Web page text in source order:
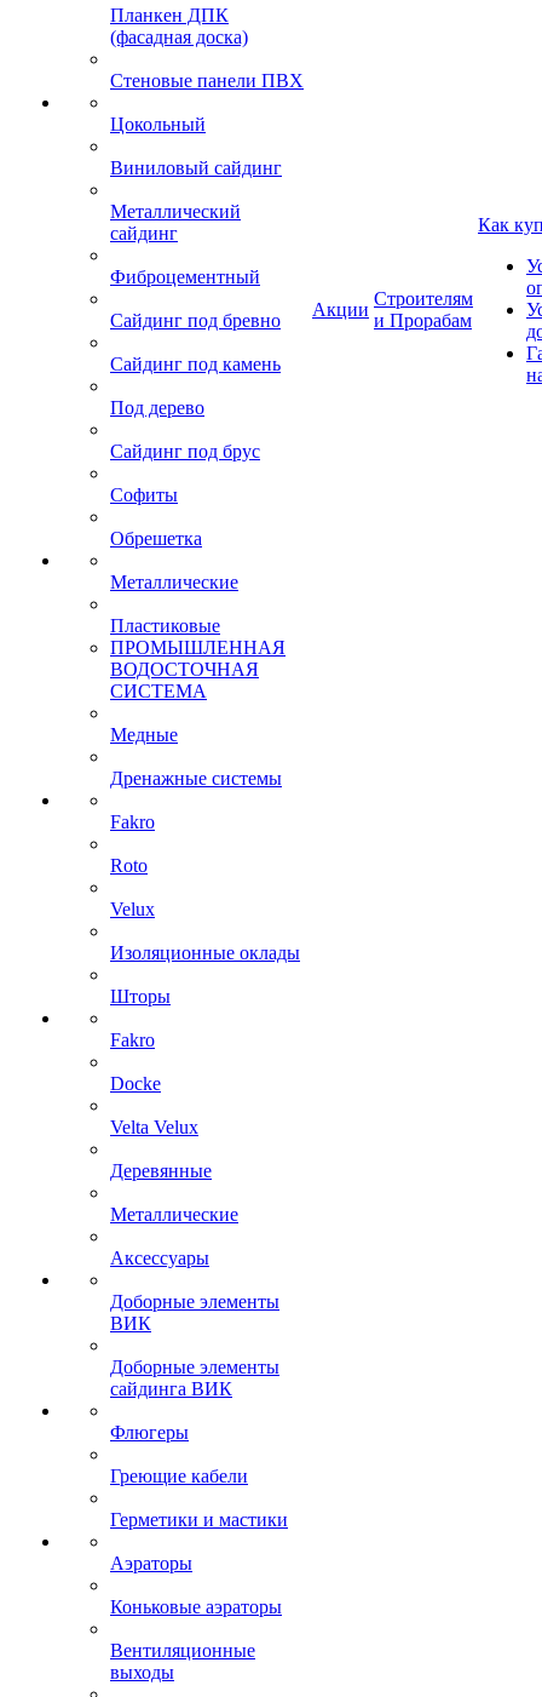
Планкен ДПК
(фасадная доска)
Стеновые панели ПВХ
Цокольный
Виниловый сайдинг
Металлический
сайдинг
Фиброцементный
Сайдинг под бревно
Сайдинг под камень
Под дерево
Сайдинг под брус
Софиты
Обрешетка
Металлические
Пластиковые
ПРОМЫШЛЕННАЯ
ВОДОСТОЧНАЯ
СИСТЕМА
Медные
Дренажные системы
Fakro
Roto
Velux
Изоляционные оклады
Шторы
Fakro
Docke
Velta Velux
Деревянные
Металлические
Аксессуары
Доборные элементы
ВИК
Доборные элементы
сайдинга ВИК
Флюгеры
Греющие кабели
Герметики и мастики
Аэраторы
Коньковые аэраторы
Вентиляционные
выходы
Акции
Строителям
и Прорабам
Как